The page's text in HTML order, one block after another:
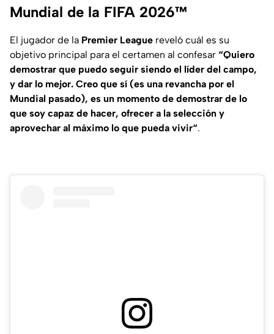
Mundial de la FIFA 2026™
El jugador de la Premier League reveló cuál es su
objetivo principal para el certamen al confesar “Quiero
demostrar que puedo seguir siendo el líder del campo,
y dar lo mejor. Creo que sí (es una revancha por el
Mundial pasado), es un momento de demostrar de lo
que soy capaz de hacer, ofrecer a la selección y
aprovechar al máximo lo que pueda vivir“.